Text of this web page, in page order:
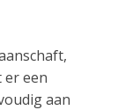
er een
aan